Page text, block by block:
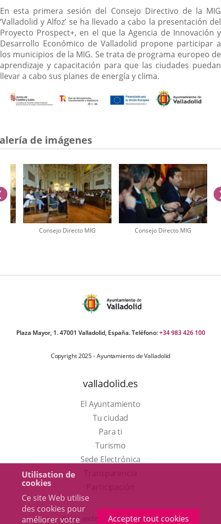
Utilisation de
cookies
Ce site Web utilise
des cookies pour
améliorer votre
Accepter tout cookies
En esta primera sesión del Consejo Directivo de la MIG
‘Valladolid y Alfoz’ se ha llevado a cabo la presentación del
Proyecto Prospect+, en el que la Agencia de Innovación y
Desarrollo Económico de Valladolid propone participar a
los municipios de la MIG. Se trata de programa europeo de
aprendizaje y capacitación para que las ciudades puedan
llevar a cabo sus planes de energía y clima.
de imágenes
Consejo Directo MIG Consejo Directo MIG
anterior
Plaza Mayor, 1. 47001 Valladolid, España. Teléfono:+34 983 426 100
Copyright 2025 - Ayuntamiento de Valladolid
valladolid.es
El Ayuntamiento
Tu ciudad
Para ti
TurismoEste
enlace
una
Sede Electrónica
externa.
Otras webs del ayuntamiento